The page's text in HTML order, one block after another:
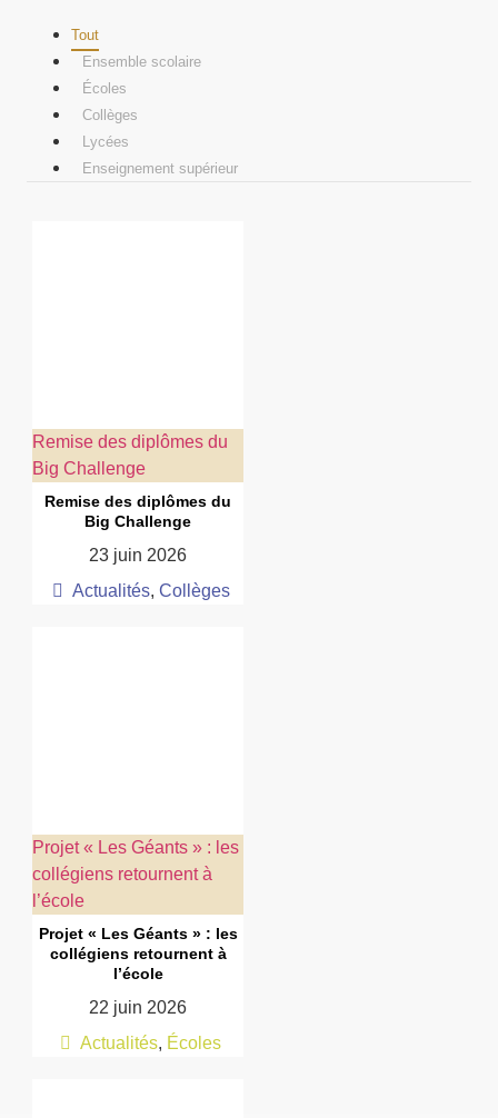
Tout
Ensemble scolaire
Écoles
Collèges
Lycées
Enseignement supérieur
Remise des diplômes du
Big Challenge
Remise des diplômes du
Big Challenge
23 juin 2026
Actualités, Collèges
Projet « Les Géants » : les
collégiens retournent à
l’école
Projet « Les Géants » : les
collégiens retournent à
l’école
22 juin 2026
Actualités, Écoles